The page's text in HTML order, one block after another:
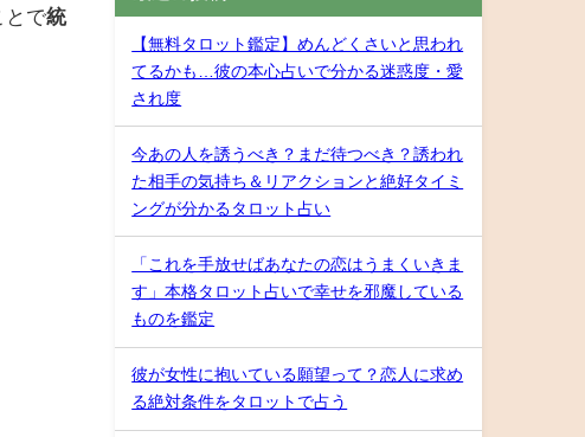
とで統
【無料タロット鑑定】めんどくさいと思われ
てるかも…彼の本心占いで分かる迷惑度・愛
され度
今あの人を誘うべき？まだ待つべき？誘われ
た相手の気持ち＆リアクションと絶好タイミ
ングが分かるタロット占い
「これを手放せばあなたの恋はうまくいきま
す」本格タロット占いで幸せを邪魔している
ものを鑑定
彼が女性に抱いている願望って？恋人に求め
る絶対条件をタロットで占う